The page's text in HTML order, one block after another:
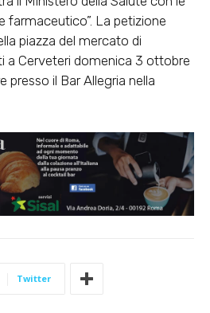
farmaceutico”. La petizione
piazza del mercato di
a Cerveteri domenica 3 ottobre
presso il Bar Allegria nella
Twitter